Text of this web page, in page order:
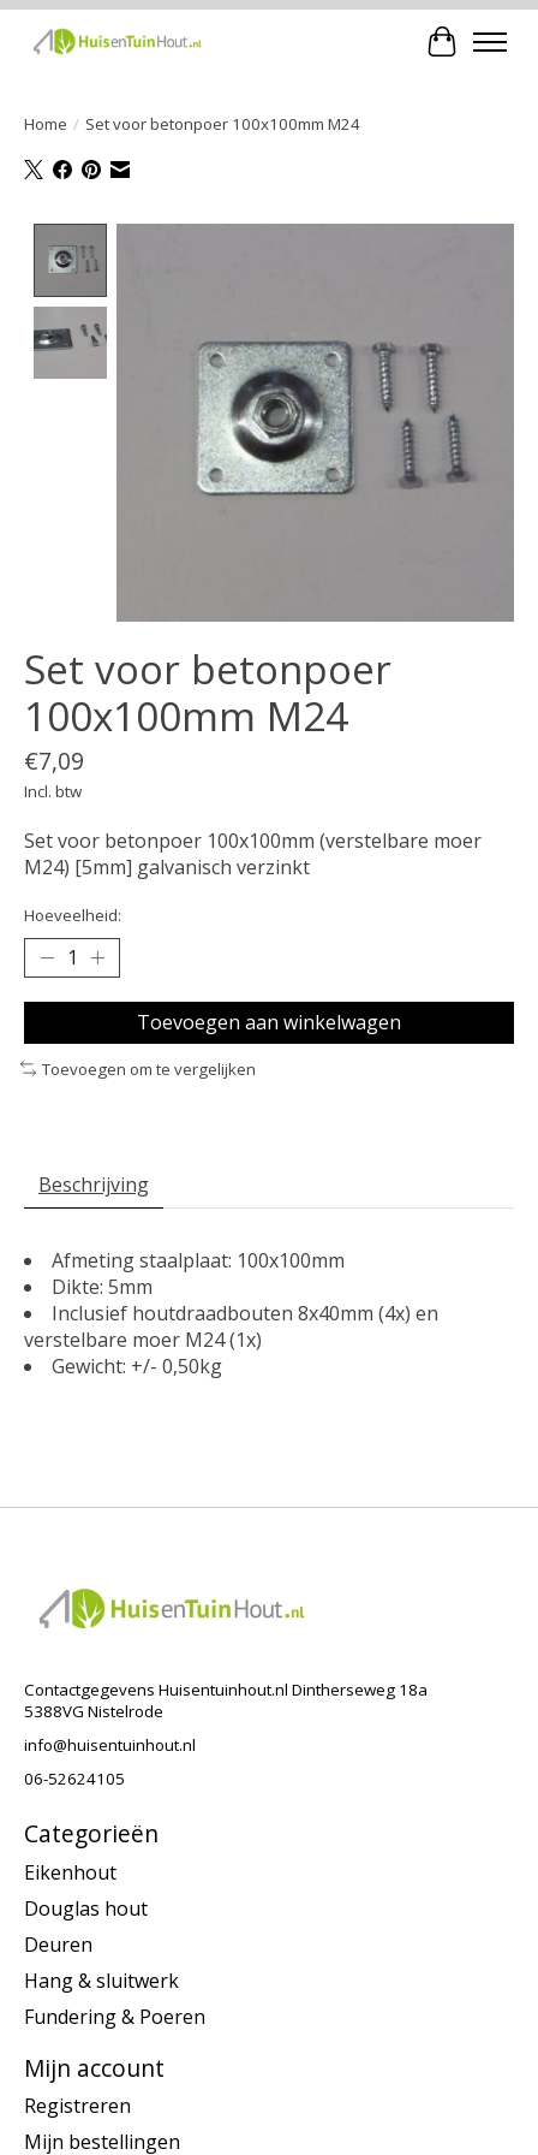
Home / Set voor betonpoer 100x100mm M24
Set voor betonpoer
100x100mm M24
€7,09
Incl. btw
Set voor betonpoer 100x100mm (verstelbare moer
M24) [5mm] galvanisch verzinkt
Hoeveelheid:
Toevoegen aan winkelwagen
Toevoegen om te vergelijken
Beschrijving
Afmeting staalplaat: 100x100mm
Dikte: 5mm
Inclusief houtdraadbouten 8x40mm (4x) en
verstelbare moer M24 (1x)
Gewicht: +/- 0,50kg
Contactgegevens Huisentuinhout.nl Dintherseweg 18a
5388VG Nistelrode
info@huisentuinhout.nl
06-52624105
Categorieën
Eikenhout
Douglas hout
Deuren
Hang & sluitwerk
Fundering & Poeren
Mijn account
Registreren
Mijn bestellingen